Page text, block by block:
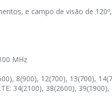
e campo de visão de
MHz
8(900), 12(700), 13(700),
34(2100), 38(2600),